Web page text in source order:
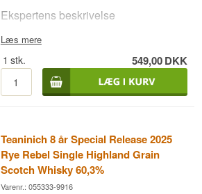
Ekspertens beskrivelse
Teaninich 2008/2021 fra Signatory er en 13 år
destilleret den 9. oktober 2008 og aftappet den
23. november 2021 af den skotske uafhængige
aftapper Signatory Vintage.
dominerer for meget. Resultatet er en whisky, der
viser Teaninichs karakteristiske lette, elegante stil
tydeligt frem.
Aftapningen er en del af Signatorys omfattende
Læs mere
1 stk. 549,00DKK
Teaninich 8 år Special Release 2025
Rye Rebel Single Highland Grain
Scotch Whisky 60,3%
Varenr.: 055333-9916